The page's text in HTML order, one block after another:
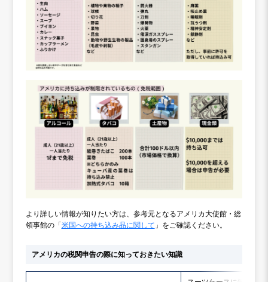
より詳しい情報が知りたい方は、参考元となるアメリカ大使館・総
領事館の「米国への持ち込み品に関して 」をご確認ください。
アメリカの税関申告の際に知っておきたい知識